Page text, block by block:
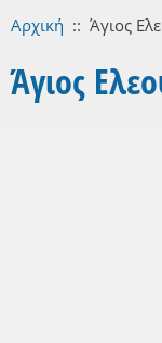
Αρχική :: Άγιος
Άγιος